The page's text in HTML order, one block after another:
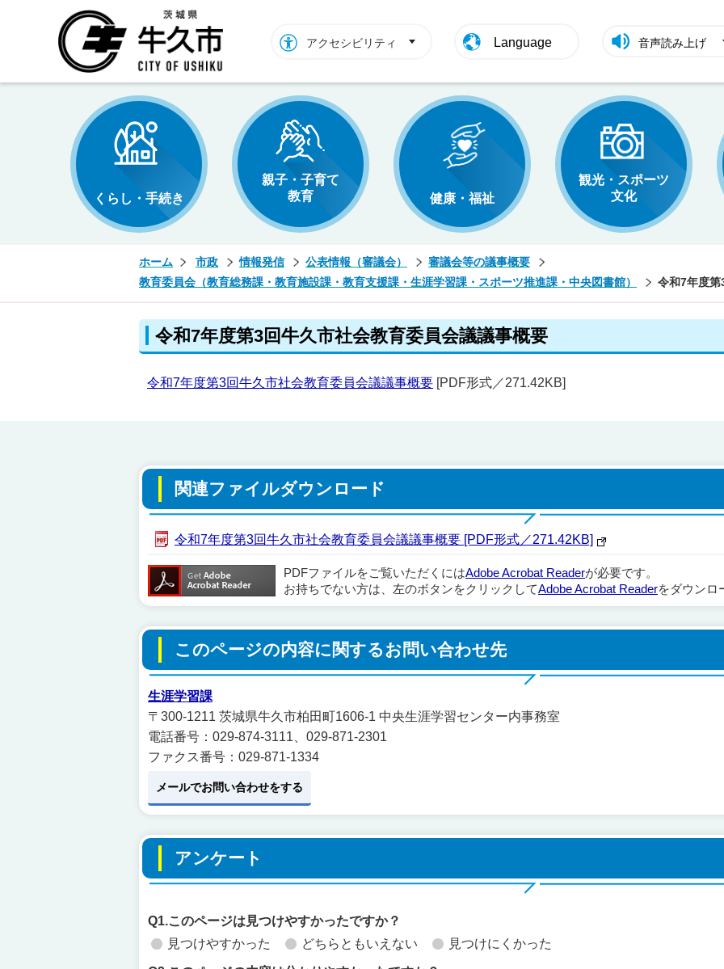
アクセシビリティ Language 音声読み上げ
くらし・手続き
親子・子育て
教育
健康・福祉
観光・スポーツ
文化
ホーム 市政 情報発信 公表情報（審議会）
審議会等の議事概要
教育委員会（教育総務課・教育施設課・教育支援課・生涯学習課・スポーツ推進課・中央図書館）
令和7年度
令和7年度第3回牛久市社会教育委員会議議事概要
令和7年度第3回牛久市社会教育委員会議議事概要 [PDF形式／271.42KB]
関連ファイルダウンロード
令和7年度第3回牛久市社会教育委員会議議事概要 [PDF形式／271.42KB]
PDFファイルをご覧いただくにはAdobe Acrobat Readerが必要です。
お持ちでない方は、左のボタンをクリックしてAdobe Acrobat Readerをダウンロ
このページの内容に関するお問い合わせ先
生涯学習課
〒300-1211 茨城県牛久市柏田町1606-1 中央生涯学習センター内事務室
電話番号：029-874-3111、029-871-2301
ファクス番号：029-871-1334
メールでお問い合わせをする
アンケート
Q1.このページは見つけやすかったですか？
見つけやすかった
どちらともいえない 見つけにくかった